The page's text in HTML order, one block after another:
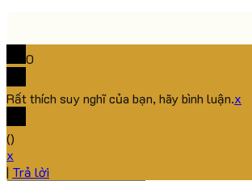
0
Rất thích suy nghĩ của bạn, hãy bình luận.x
()
x
| Trả lời